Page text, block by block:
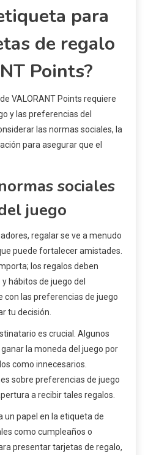
para
de regalo
Points?
VALORANT Points requiere
y las preferencias del
las normas sociales, la
para asegurar que el
sociales
juego
regalar se ve a menudo
puede fortalecer amistades.
los regalos deben
hábitos de juego del
con las preferencias de juego
tu decisión.
es crucial. Algunos
la moneda del juego por
como innecesarios.
sobre preferencias de juego
a recibir tales regalos.
un papel en la etiqueta de
como cumpleaños o
presentar tarjetas de regalo,